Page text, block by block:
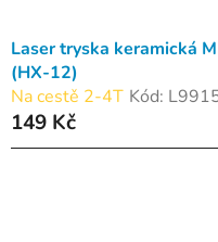
Laser tryska keramická
(HX-12)
Na cestě 2-4T Kód:
149 Kč